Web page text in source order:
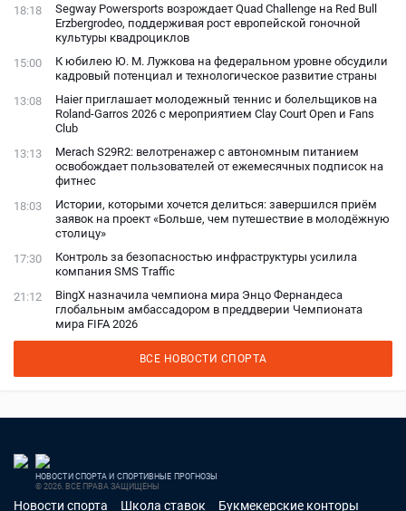
18:18
Segway Powersports возрождает Quad Challenge на Red Bull
Erzbergrodeo, поддерживая рост европейской гоночной
культуры квадроциклов
15:00
К юбилею Ю. М. Лужкова на федеральном уровне обсудили
кадровый потенциал и технологическое развитие страны
13:08
Haier приглашает молодежный теннис и болельщиков на
Roland-Garros 2026 с мероприятием Clay Court Open и Fans
Club
13:13
Merach S29R2: велотренажер с автономным питанием
освобождает пользователей от ежемесячных подписок на
фитнес
18:03
Истории, которыми хочется делиться: завершился приём
заявок на проект «Больше, чем путешествие в молодёжную
столицу»
17:30
Контроль за безопасностью инфраструктуры усилила
компания SMS Traffic
21:12
BingX назначила чемпиона мира Энцо Фернандеса
глобальным амбассадором в преддверии Чемпионата
мира FIFA 2026
ВСЕ НОВОСТИ СПОРТА
НОВОСТИ СПОРТА И СПОРТИВНЫЕ ПРОГНОЗЫ
© 2026. ВСЕ ПРАВА ЗАЩИЩЕНЫ
Новости спорта Школа ставок Букмекерские конторы